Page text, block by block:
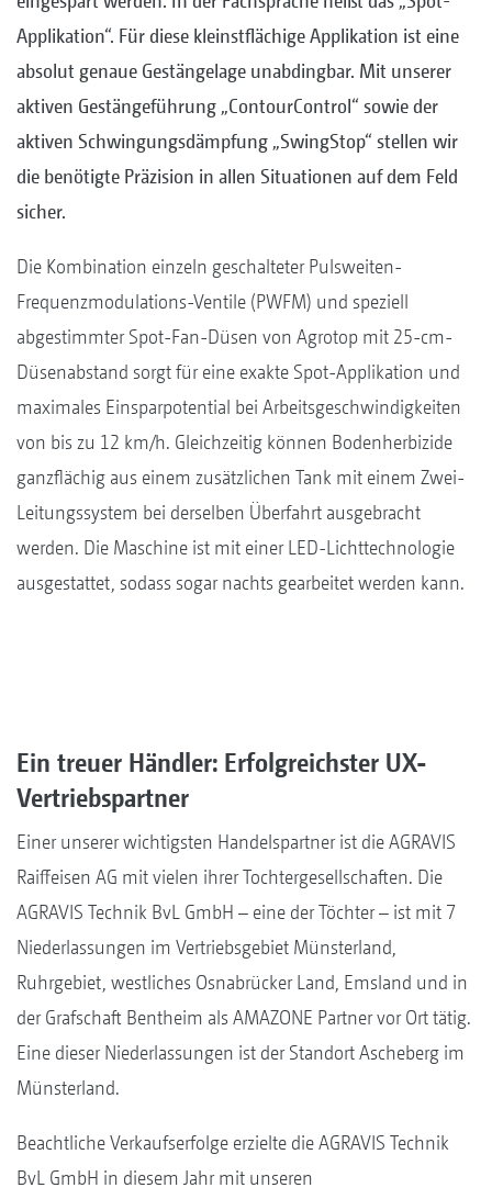
Applikation“. Für diese kleinstflächige Applikation ist eine
absolut genaue Gestängelage unabdingbar. Mit unserer
aktiven Gestängeführung „ContourControl“ sowie der
aktiven Schwingungsdämpfung „SwingStop“ stellen wir
die benötigte Präzision in allen Situationen auf dem Feld
sicher.
Die Kombination einzeln geschalteter Pulsweiten-
Frequenzmodulations-Ventile (PWFM) und speziell
abgestimmter Spot-Fan-Düsen von Agrotop mit 25-cm-
Düsenabstand sorgt für eine exakte Spot-Applikation und
maximales Einsparpotential bei Arbeitsgeschwindigkeiten
von bis zu 12 km/h. Gleichzeitig können Bodenherbizide
ganzflächig aus einem zusätzlichen Tank mit einem Zwei-
Leitungssystem bei derselben Überfahrt ausgebracht
werden. Die Maschine ist mit einer LED-Lichttechnologie
ausgestattet, sodass sogar nachts gearbeitet werden kann.
Ein treuer Händler: Erfolgreichster UX-
Vertriebspartner
Einer unserer wichtigsten Handelspartner ist die AGRAVIS
Raiffeisen AG mit vielen ihrer Tochtergesellschaften. Die
AGRAVIS Technik BvL GmbH – eine der Töchter – ist mit 7
Niederlassungen im Vertriebsgebiet Münsterland,
Ruhrgebiet, westliches Osnabrücker Land, Emsland und in
der Grafschaft Bentheim als AMAZONE Partner vor Ort tätig.
Eine dieser Niederlassungen ist der Standort Ascheberg im
Münsterland.
Beachtliche Verkaufserfolge erzielte die AGRAVIS Technik
BvL GmbH in diesem Jahr mit unseren